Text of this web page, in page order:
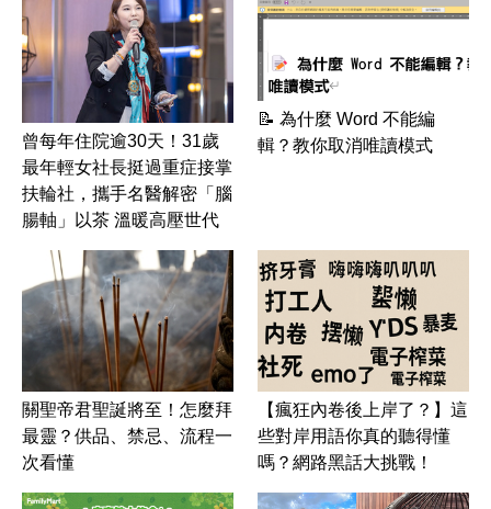
曾每年住院逾30天！31歲
最年輕女社長挺過重症接掌
扶輪社，攜手名醫解密「腦
腸軸」以茶 溫暖高壓世代
📝 為什麼 Word 不能編
輯？教你取消唯讀模式
關聖帝君聖誕將至！怎麼拜
最靈？供品、禁忌、流程一
次看懂
【瘋狂內卷後上岸了？】這
些對岸用語你真的聽得懂
嗎？網路黑話大挑戰！